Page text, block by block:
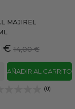
MAJIREL
€ Precio
base
14,00 €
AÑADIR AL CARRITO
(0)